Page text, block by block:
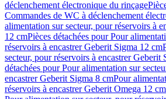
déclenchement électronique du rinçage
Commandes de WC à déclenchement
alimentation sur secteur, pour réservoirs à
12 cmPièces détachées pour Pour
réservoirs à encastrer Geberit Sigma 12 cm
secteur, pour réservoirs à encastrer Geberit
détachées pour Pour alimentation sur
encastrer Geberit Sigma 8 cmPour
réservoirs à encastrer Geberit Omega 12 cm